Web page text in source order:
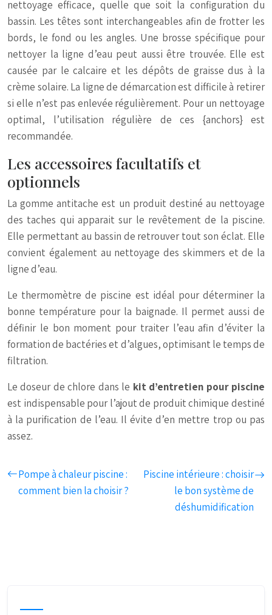
nettoyage efficace, quelle que soit la configuration du
bassin. Les têtes sont interchangeables afin de frotter les
bords, le fond ou les angles. Une brosse spécifique pour
nettoyer la ligne d’eau peut aussi être trouvée. Elle est
causée par le calcaire et les dépôts de graisse dus à la
crème solaire. La ligne de démarcation est difficile à retirer
si elle n’est pas enlevée régulièrement. Pour un nettoyage
optimal, l’utilisation régulière de ces {anchors} est
recommandée.
Les accessoires facultatifs et
optionnels
La gomme antitache est un produit destiné au nettoyage
des taches qui apparait sur le revêtement de la piscine.
Elle permettant au bassin de retrouver tout son éclat. Elle
convient également au nettoyage des skimmers et de la
ligne d’eau.
Le thermomètre de piscine est idéal pour déterminer la
bonne température pour la baignade. Il permet aussi de
définir le bon moment pour traiter l’eau afin d’éviter la
formation de bactéries et d’algues, optimisant le temps de
filtration.
Le doseur de chlore dans le kit d’entretien pour piscine
est indispensable pour l’ajout de produit chimique destiné
à la purification de l’eau. Il évite d’en mettre trop ou pas
assez.
Pompe à chaleur piscine :
comment bien la choisir ?
Piscine intérieure : choisir
le bon système de
déshumidification